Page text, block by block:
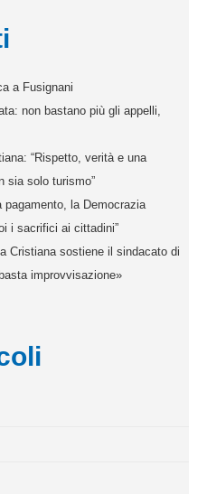
a Fusignani
non bastano più gli appelli,
“Rispetto, verità e una
sia solo turismo”
pagamento, la Democrazia
i sacrifici ai cittadini”
Cristiana sostiene il sindacato di
improvvisazione»